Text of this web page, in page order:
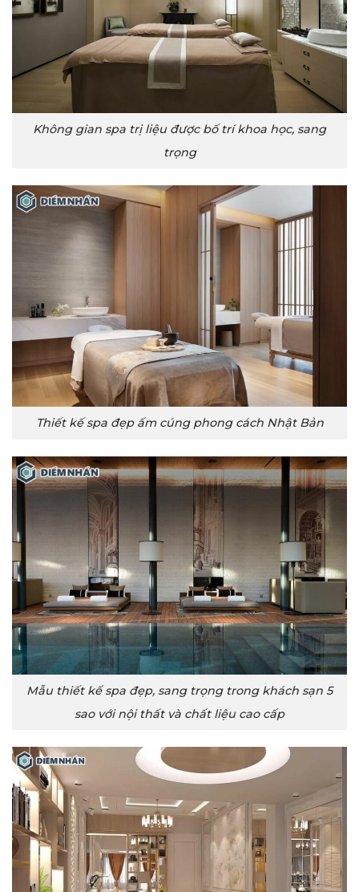
Không gian spa trị liệu được bố trí khoa học, sang
trọng
Thiết kế spa đẹp ấm cúng phong cách Nhật Bản
Mẫu thiết kế spa đẹp, sang trọng trong khách sạn 5
sao với nội thất và chất liệu cao cấp